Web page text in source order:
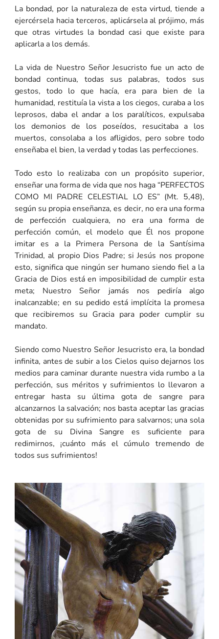
La bondad, por la naturaleza de esta virtud, tiende a
ejercérsela hacia terceros, aplicársela al prójimo, más
que otras virtudes la bondad casi que existe para
aplicarla a los demás.
La vida de Nuestro Señor Jesucristo fue un acto de
bondad continua, todas sus palabras, todos sus
gestos, todo lo que hacía, era para bien de la
humanidad, restituía la vista a los ciegos, curaba a los
leprosos, daba el andar a los paralíticos, expulsaba
los demonios de los poseídos, resucitaba a los
muertos, consolaba a los afligidos, pero sobre todo
enseñaba el bien, la verdad y todas las perfecciones.
Todo esto lo realizaba con un propósito superior,
enseñar una forma de vida que nos haga “PERFECTOS
COMO MI PADRE CELESTIAL LO ES” (Mt. 5,48),
según su propia enseñanza, es decir, no era una forma
de perfección cualquiera, no era una forma de
perfección común, el modelo que Él nos propone
imitar es a la Primera Persona de la Santísima
Trinidad, al propio Dios Padre; si Jesús nos propone
esto, significa que ningún ser humano siendo fiel a la
Gracia de Dios está en imposibilidad de cumplir esta
meta; Nuestro Señor jamás nos pediría algo
inalcanzable; en su pedido está implícita la promesa
que recibiremos su Gracia para poder cumplir su
mandato.
Siendo como Nuestro Señor Jesucristo era, la bondad
infinita, antes de subir a los Cielos quiso dejarnos los
medios para caminar durante nuestra vida rumbo a la
perfección, sus méritos y sufrimientos lo llevaron a
entregar hasta su última gota de sangre para
alcanzarnos la salvación; nos basta aceptar las gracias
obtenidas por su sufrimiento para salvarnos; una sola
gota de su Divina Sangre es suficiente para
redimirnos, ¡cuánto más el cúmulo tremendo de
todos sus sufrimientos!